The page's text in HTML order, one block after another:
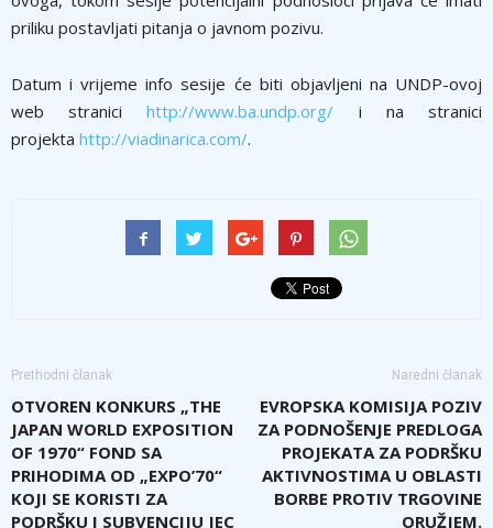
priliku postavljati pitanja o javnom pozivu.
Datum i vrijeme info sesije će biti objavljeni na UNDP-ovoj
web stranicihttp://www.ba.undp.org/ i na stranici
projekta http://viadinarica.com/.
Prethodni članak
OTVOREN KONKURS „THE
JAPAN WORLD EXPOSITION
OF 1970“ FOND SA
PRIHODIMA OD „EXPO’70“
KOJI SE KORISTI ZA
PODRŠKU I SUBVENCIJU JEC
Naredni članak
EVROPSKA KOMISIJA POZIV
ZA PODNOŠENJE PREDLOGA
PROJEKATA ZA PODRŠKU
AKTIVNOSTIMA U OBLASTI
BORBE PROTIV TRGOVINE
ORUŽJEM.